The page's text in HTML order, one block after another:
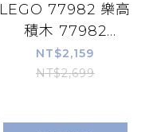
LEGO 77982 樂高
積木 77982
Jurassic World
侏儸紀世界系列 -
NT$2,159
NT$2,699